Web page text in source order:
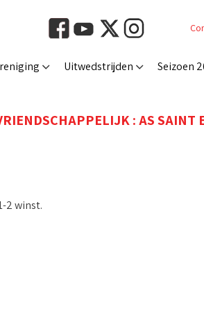
Uitwedstrijden Seizoen
: AS SAINT
2 winst.